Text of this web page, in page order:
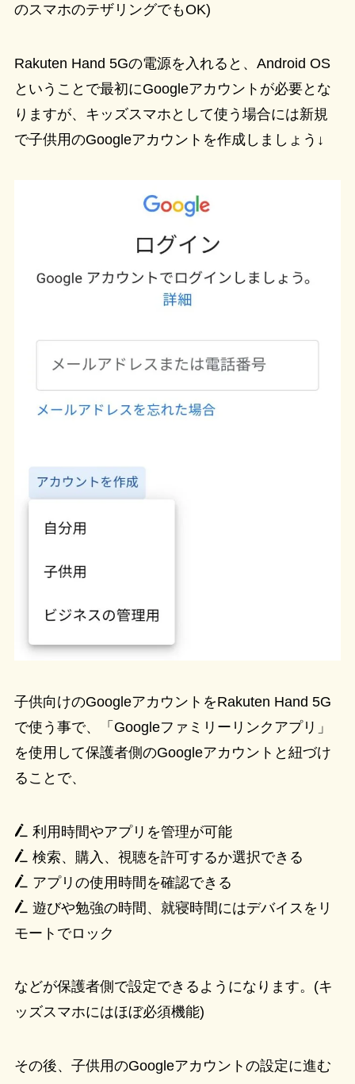
のスマホのテザリングでもOK)
Rakuten Hand 5Gの電源を入れると、Android OS
ということで最初にGoogleアカウントが必要とな
りますが、キッズスマホとして使う場合には新規
で子供用のGoogleアカウントを作成しましょう↓
子供向けのGoogleアカウントをRakuten Hand 5G
で使う事で、「Googleファミリーリンクアプリ」
を使用して保護者側のGoogleアカウントと紐づけ
ることで、
利用時間やアプリを管理が可能
検索、購入、視聴を許可するか選択できる
アプリの使用時間を確認できる
遊びや勉強の時間、就寝時間にはデバイスをリ
モートでロック
などが保護者側で設定できるようになります。(キ
ッズスマホにはほぼ必須機能)
その後、子供用のGoogleアカウントの設定に進む